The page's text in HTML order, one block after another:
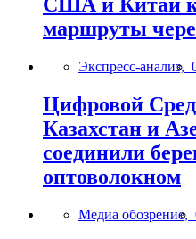
США и Китай
маршруты
Экспресс-анализ,
Цифровой
Казахстан и
соединили
оптоволокном
Медиа обозрение,